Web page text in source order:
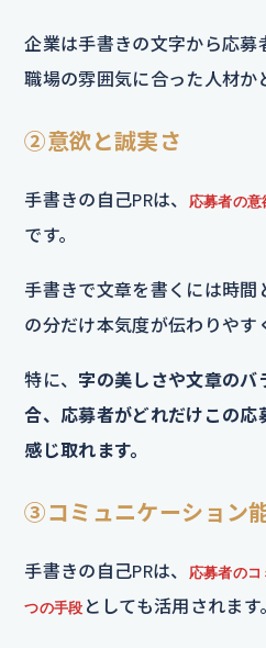
企業は手書きの文字から応募
職場の雰囲気に合った人材か
②意欲と誠実さ
手書きの自己PRは、 応募者の
です。
手書きで文章を書くには時間
の分だけ本気度が伝わりやす
特に、 字の美しさや文章のバ
合、応募者がどれだけこの応
感じ取れます。
③コミュニケーション
手書きの自己PRは、 応募者の
つの手段 としても活用されます。